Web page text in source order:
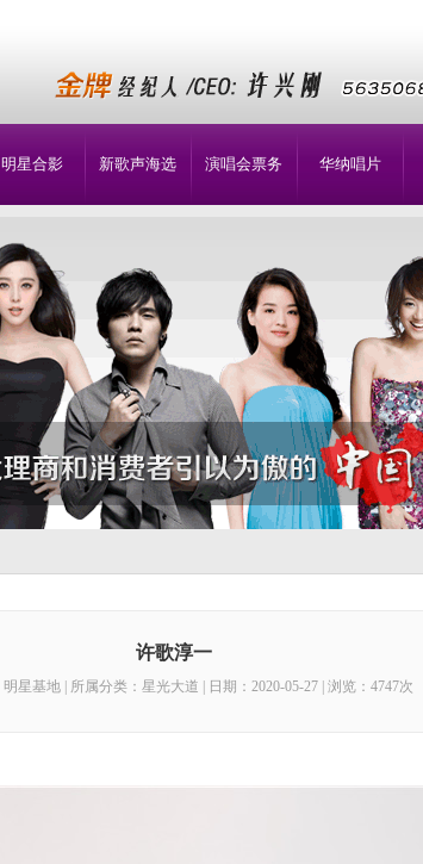
明星合影 新歌声海选 演唱会票务 华纳唱片
许歌淳一
明星基地| 所属分类：星光大道 | 日期：2020-05-27 | 浏览：4747次